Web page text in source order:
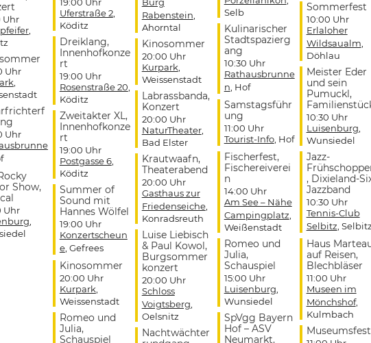
Uhr
,
Uhr
,
Uhr
Show,
Uhr
,
19:00 Uhr
Uferstraße 2,
Köditz
Dreiklang,
Innenhofkonze
rt
19:00 Uhr
Rosenstraße 20,
Köditz
Zweitakter XL,
Innenhofkonze
rt
19:00 Uhr
Postgasse 6,
Köditz
Summer of
Sound mit
Hannes Wölfel
19:00 Uhr
Konzertscheun
e, Gefrees
Kinosommer
20:00 Uhr
Kurpark,
Weissenstadt
Romeo und
Julia,
Schauspiel
Burg
Rabenstein,
Ahorntal
Kinosommer
20:00 Uhr
Kurpark,
Weissenstadt
Labrassbanda,
Konzert
20:00 Uhr
NaturTheater,
Bad Elster
Krautwaafn,
Theaterabend
20:00 Uhr
Gasthaus zur
Friedenseiche,
Konradsreuth
Luise Liebisch
& Paul Kowol,
Burgsommer
konzert
20:00 Uhr
Schloss
Voigtsberg,
Oelsnitz
Nachtwächter
Selb
Kulinarischer
Stadtspazierg
ang
10:30 Uhr
Rathausbrunne
n, Hof
Samstagsführ
ung
11:00 Uhr
Tourist-Info, Hof
Fischerfest,
Fischereiverei
n
14:00 Uhr
Am See – Nähe
Campingplatz,
Weißenstadt
Romeo und
Julia,
Schauspiel
15:00 Uhr
Luisenburg,
Wunsiedel
SpVgg Bayern
Hof – ASV
Neumarkt,
Sommerfest
10:00 Uhr
Erlaloher
Wildsaualm,
Döhlau
Meister Eder
und sein
Pumuckl,
10:30 Uhr
Luisenburg,
Wunsiedel
Jazz-
, Dixieland-
Jazzband
10:30 Uhr
Tennis-Club
Selbitz,
Haus
auf Reisen,
Blechbläser
11:00 Uhr
Museen im
Mönchshof,
Kulmbach
Museumsfest